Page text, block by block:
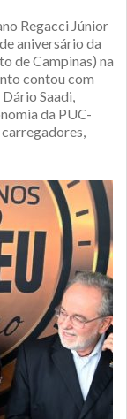
Regacci Júnior
aniversário da
de Campinas) na
contou com
Saadi,
da PUC-